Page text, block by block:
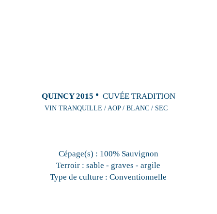
QUINCY 2015 CUVÉE TRADITION
VIN TRANQUILLE / AOP / BLANC / SEC
Cépage(s) : 100% Sauvignon
Terroir : sable - graves - argile
Type de culture : Conventionnelle